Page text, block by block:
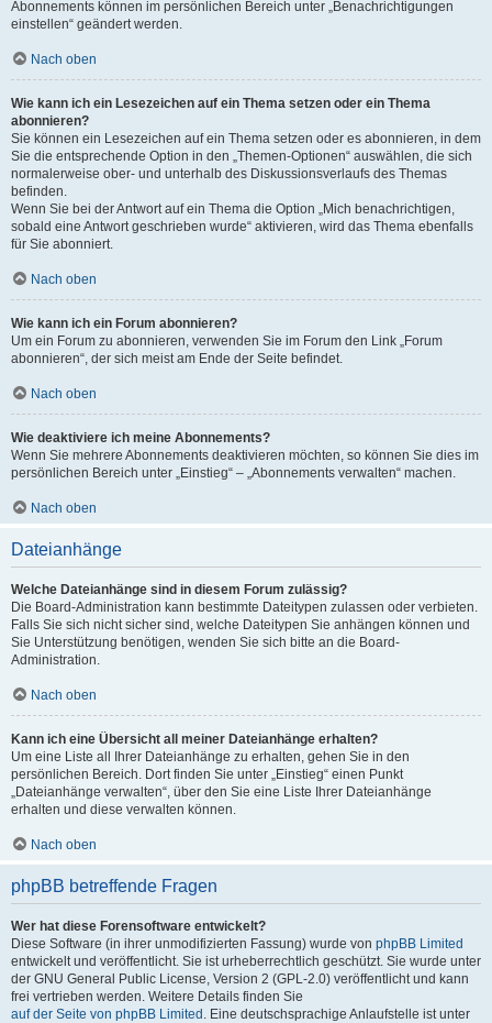
Abonnements können im persönlichen Bereich unter „Benachrichtigungen
einstellen“ geändert werden.
Nach oben
Wie kann ich ein Lesezeichen auf ein Thema setzen oder ein Thema
abonnieren?
Sie können ein Lesezeichen auf ein Thema setzen oder es abonnieren, in dem
Sie die entsprechende Option in den „Themen-Optionen“ auswählen, die sich
normalerweise ober- und unterhalb des Diskussionsverlaufs des Themas
befinden.
Wenn Sie bei der Antwort auf ein Thema die Option „Mich benachrichtigen,
sobald eine Antwort geschrieben wurde“ aktivieren, wird das Thema ebenfalls
für Sie abonniert.
Nach oben
Wie kann ich ein Forum abonnieren?
Um ein Forum zu abonnieren, verwenden Sie im Forum den Link „Forum
abonnieren“, der sich meist am Ende der Seite befindet.
Nach oben
Wie deaktiviere ich meine Abonnements?
Wenn Sie mehrere Abonnements deaktivieren möchten, so können Sie dies im
persönlichen Bereich unter „Einstieg“ – „Abonnements verwalten“ machen.
Nach oben
Dateianhänge
Welche Dateianhänge sind in diesem Forum zulässig?
Die Board-Administration kann bestimmte Dateitypen zulassen oder verbieten.
Falls Sie sich nicht sicher sind, welche Dateitypen Sie anhängen können und
Sie Unterstützung benötigen, wenden Sie sich bitte an die Board-
Administration.
Nach oben
Kann ich eine Übersicht all meiner Dateianhänge erhalten?
Um eine Liste all Ihrer Dateianhänge zu erhalten, gehen Sie in den
persönlichen Bereich. Dort finden Sie unter „Einstieg“ einen Punkt
„Dateianhänge verwalten“, über den Sie eine Liste Ihrer Dateianhänge
erhalten und diese verwalten können.
Nach oben
phpBB betreffende Fragen
Wer hat diese Forensoftware entwickelt?
Diese Software (in ihrer unmodifizierten Fassung) wurde von phpBB Limited
entwickelt und veröffentlicht. Sie ist urheberrechtlich geschützt. Sie wurde unter
der GNU General Public License, Version 2 (GPL-2.0) veröffentlicht und kann
frei vertrieben werden. Weitere Details finden Sie
auf der Seite von phpBB Limited . Eine deutschsprachige Anlaufstelle ist unter